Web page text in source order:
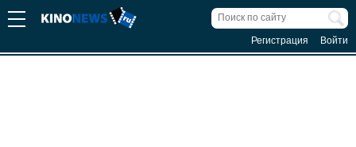
Регистрация Войти